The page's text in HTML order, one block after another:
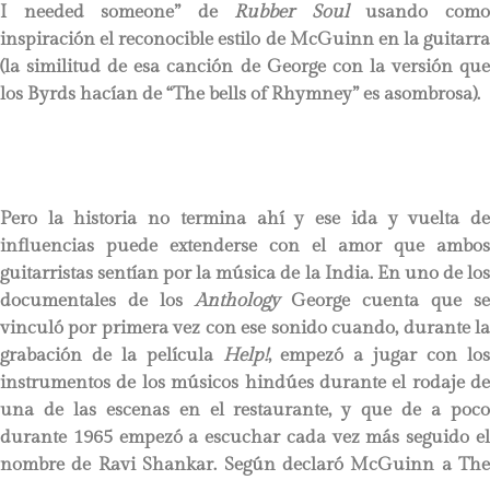
I needed someone” de Rubber Soulusando como
inspiración el reconocible estilo de McGuinn en la guitarra
(la similitud de esa canción de George con la versión que
los Byrds hacían de “The bells of Rhymney” es asombrosa).
Pero la historia no termina ahí y ese ida y vuelta de
influencias puede extenderse con el amor que ambos
guitarristas sentían por la música de la India. En uno de los
documentales de losAnthologyGeorge cuenta que se
vinculó por primera vez con ese sonido cuando, durante la
grabación de la película Help!, empezó a jugar con los
instrumentos de los músicos hindúes durante el rodaje de
una de las escenas en el restaurante, y que de a poco
durante 1965 empezó a escuchar cada vez más seguido el
nombre de Ravi Shankar. Según declaró McGuinn a The